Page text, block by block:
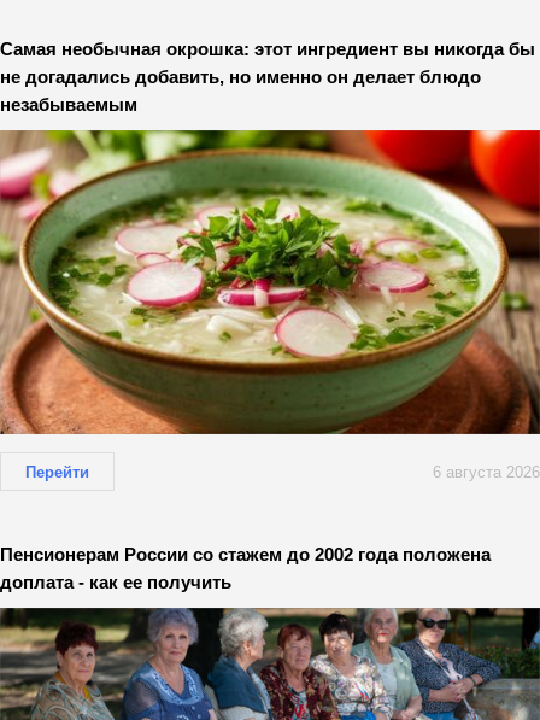
Самая необычная окрошка: этот ингредиент вы никогда бы
не догадались добавить, но именно он делает блюдо
незабываемым
Перейти 6 августа 2026
Пенсионерам России со стажем до 2002 года положена
доплата - как ее получить